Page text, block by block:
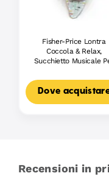
Fisher-Price Lontra
Coccola & Relax,
Succhietto Musicale
Dove
Recensioni in